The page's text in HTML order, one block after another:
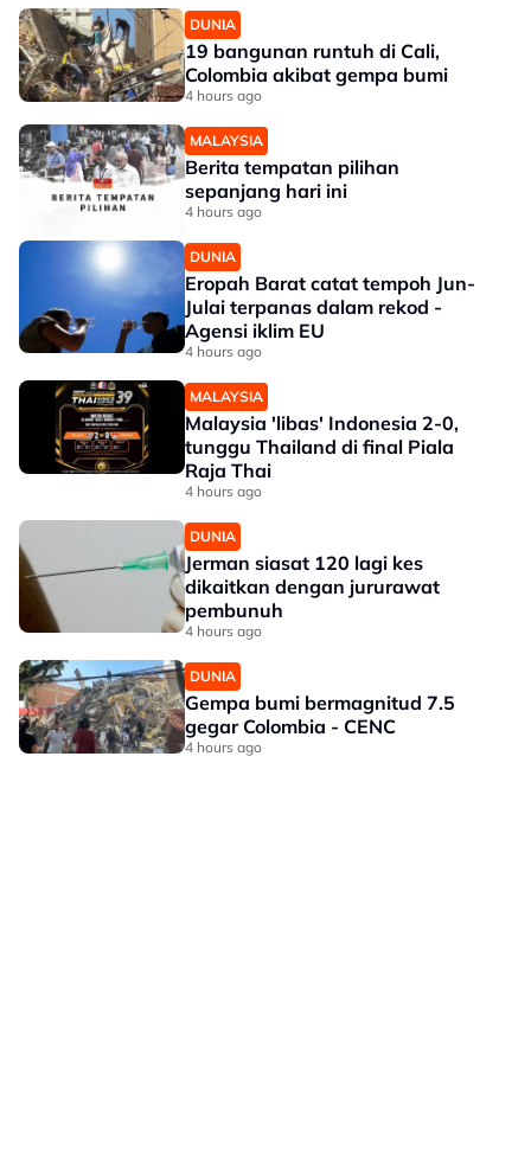
DUNIA
19 bangunan runtuh di Cali,
Colombia akibat gempa bumi
4 hours ago
MALAYSIA
Berita tempatan pilihan
sepanjang hari ini
4 hours ago
DUNIA
Eropah Barat catat tempoh Jun-
Julai terpanas dalam rekod -
Agensi iklim EU
4 hours ago
MALAYSIA
Malaysia 'libas' Indonesia 2-0,
tunggu Thailand di final Piala
Raja Thai
4 hours ago
DUNIA
Jerman siasat 120 lagi kes
dikaitkan dengan jururawat
pembunuh
4 hours ago
DUNIA
Gempa bumi bermagnitud 7.5
gegar Colombia - CENC
4 hours ago